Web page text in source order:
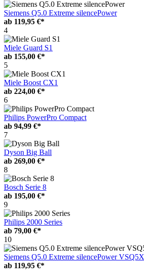
Siemens Q5.0 Extreme silencePower
ab 119,95 €*
4
Miele Guard S1
ab 155,00 €*
5
Miele Boost CX1
ab 224,00 €*
6
Philips PowerPro Compact
ab 94,99 €*
7
Dyson Big Ball
ab 269,00 €*
8
Bosch Serie 8
ab 195,00 €*
9
Philips 2000 Series
ab 79,00 €*
10
Siemens Q5.0 Extreme silencePower
ab 119,95 €*